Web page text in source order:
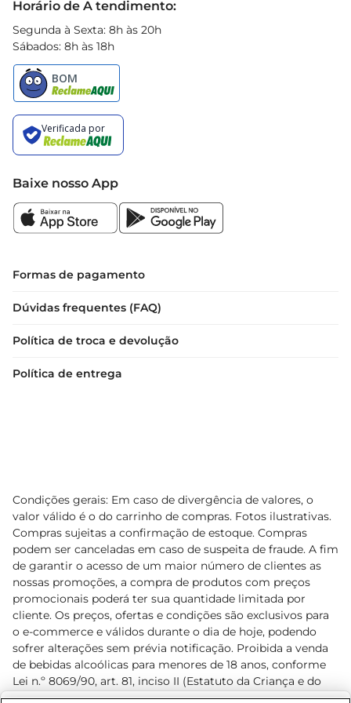
Horário de A tendimento:
Segunda à Sexta: 8h às 20h
Sábados: 8h às 18h
Baixe nosso App
Formas de pagamento
Dúvidas frequentes (FAQ)
Política de troca e devolução
Política de entrega
Condições gerais: Em caso de divergência de valores, o
valor válido é o do carrinho de compras. Fotos ilustrativas.
Compras sujeitas a confirmação de estoque. Compras
podem ser canceladas em caso de suspeita de fraude. A fim
de garantir o acesso de um maior número de clientes as
nossas promoções, a compra de produtos com preços
promocionais poderá ter sua quantidade limitada por
cliente. Os preços, ofertas e condições são exclusivos para
o e-commerce e válidos durante o dia de hoje, podendo
sofrer alterações sem prévia notificação. Proibida a venda
de bebidas alcoólicas para menores de 18 anos, conforme
Lei n.º 8069/90, art. 81, inciso II (Estatuto da Criança e do
Adolescente). Preços e condições exclusivos para o